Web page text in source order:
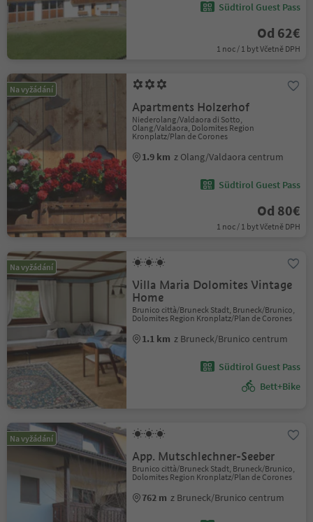
Südtirol Guest Pass
Od 62€
1 noc / 1 byt Včetně DPH
Na vyžádání
Apartments Holzerhof
Niederolang/Valdaora di Sotto,
Olang/Valdaora, Dolomites Region
Kronplatz/Plan de Corones
1.9 km z Olang/Valdaora centrum
Südtirol Guest Pass
Od 80€
1 noc / 1 byt Včetně DPH
Na vyžádání
Villa Maria Dolomites Vintage
Home
Brunico città/Bruneck Stadt, Bruneck/Brunico,
Dolomites Region Kronplatz/Plan de Corones
1.1 km z Bruneck/Brunico centrum
Südtirol Guest Pass
Bett+Bike
Na vyžádání
App. Mutschlechner-Seeber
Brunico città/Bruneck Stadt, Bruneck/Brunico,
Dolomites Region Kronplatz/Plan de Corones
762 m z Bruneck/Brunico centrum